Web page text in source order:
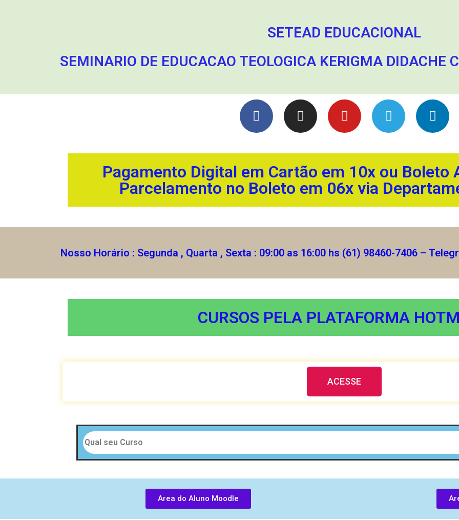
SETEAD EDUCACIONAL
SEMINARIO DE EDUCACAO TEOLOGICA KERIGMA
Pagamento Digital em Cartão em 10x ou Boleto
Parcelamento no Boleto em 06x via
Nosso Horário : Segunda , Quarta , Sexta : 09:00 as 16:00 hs (61) 98460-7406 –
CURSOS PELA PLATAFORMA
ACESSE
Area do Aluno Moodle